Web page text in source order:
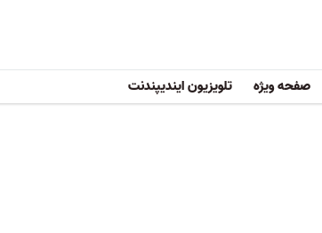
صفحه ویژه تلویزیون ایندیپندنت